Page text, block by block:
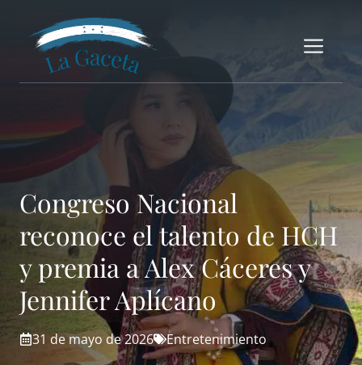
contenido
Congreso Nacional
reconoce el talento de HCH
y premia a Alex Cáceres y
Jennifer Aplícano
31 de mayo de 2026 Entretenimiento